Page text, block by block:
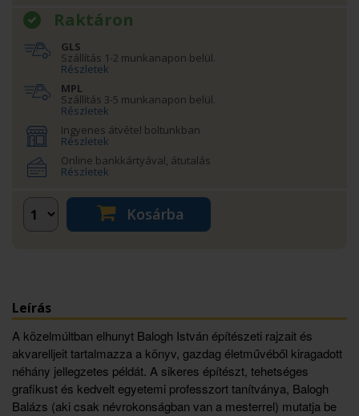
Raktáron
GLS
Szállítás 1-2 munkanapon belül.
Részletek
MPL
Szállítás 3-5 munkanapon belül.
Részletek
Ingyenes átvétel boltunkban
Részletek
Online bankkártyával, átutalás
Részletek
Kosárba
Leírás
A közelmúltban elhunyt Balogh István építészeti rajzait és
akvarelljeit tartalmazza a könyv, gazdag életművéből kiragadott
néhány jellegzetes példát. A sikeres építészt, tehetséges
grafikust és kedvelt egyetemi professzort tanítványa, Balogh
Balázs (aki csak névrokonságban van a mesterrel) mutatja be